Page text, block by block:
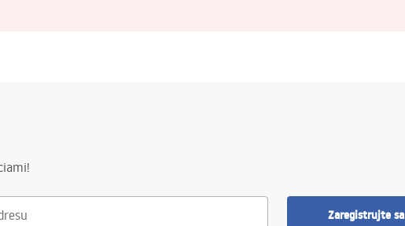
Zaregistrujte sa